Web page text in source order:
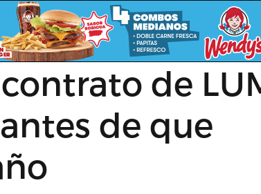
de
de que